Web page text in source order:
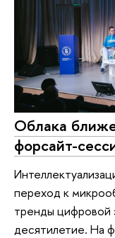
Облака
форсайт-
переход к
тренды цифровой
десятилетие. На